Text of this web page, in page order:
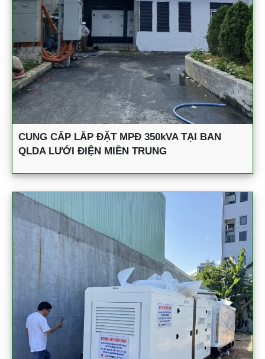
CUNG CẤP LẮP ĐẶT MPĐ 350kVA TẠI BAN
QLDA LƯỚI ĐIỆN MIỀN TRUNG